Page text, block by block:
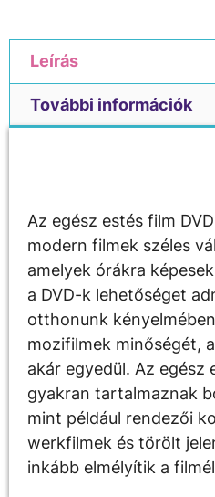
Leírás
További információk
Az egész estés film
modern filmek széles
amelyek órákra
a DVD-k lehetőséget
otthonunk
mozifilmek minőségét,
akár egyedül. Az egész
gyakran tartalmaznak
mint például rendezői
werkfilmek és törölt
inkább elmélyítik a